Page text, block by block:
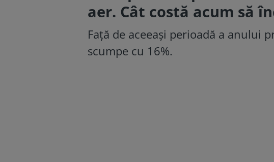
aer. Cât costă acum să
Față de aceeași perioadă a anului
scumpe cu 16%.